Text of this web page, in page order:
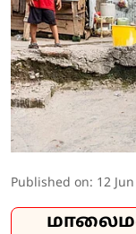
Published on: 12